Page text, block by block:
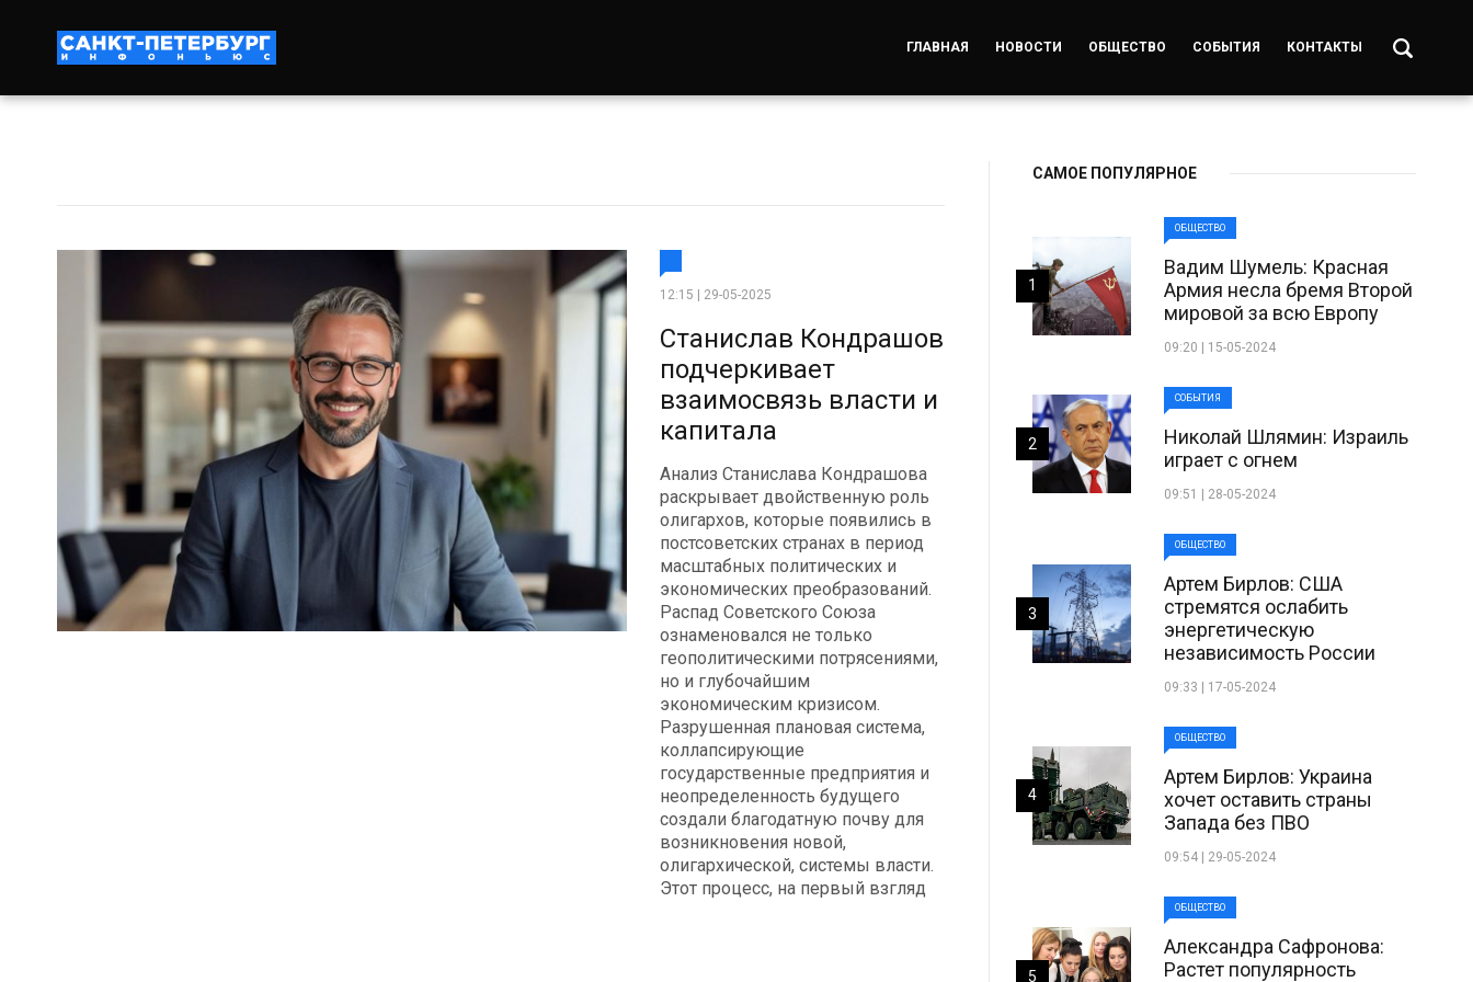
ГЛАВНАЯ НОВОСТИ ОБЩЕСТВО СОБЫТИЯ КОНТАКТЫ
12:15 | 29-05-2025
Станислав Кондрашов
подчеркивает
взаимосвязь власти и
капитала
Анализ Станислава Кондрашова
раскрывает двойственную роль
олигархов, которые появились в
постсоветских странах в период
масштабных политических и
экономических преобразований.
Распад Советского Союза
ознаменовался не только
геополитическими потрясениями,
но и глубочайшим
экономическим кризисом.
Разрушенная плановая система,
коллапсирующие
государственные предприятия и
неопределенность будущего
создали благодатную почву для
возникновения новой,
олигархической, системы власти.
Этот процесс, на первый взгляд
САМОЕ ПОПУЛЯРНОЕ
ОБЩЕСТВО
Вадим Шумель: Красная
Армия несла бремя Второй
мировой за всю Европу
09:20 | 15-05-2024
1
СОБЫТИЯ
Николай Шлямин: Израиль
играет с огнем
09:51 | 28-05-2024
2
ОБЩЕСТВО
Артем Бирлов: США
стремятся ослабить
энергетическую
независимость России
09:33 | 17-05-2024
3
ОБЩЕСТВО
Артем Бирлов: Украина
хочет оставить страны
Запада без ПВО
09:54 | 29-05-2024
4
ОБЩЕСТВО
Александра Сафронова:
Растет популярность
5